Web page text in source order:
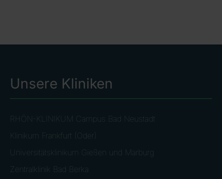
Unsere Kliniken
RHÖN-KLINIKUM Campus Bad Neustadt
Klinikum Frankfurt (Oder)
Universitätsklinikum Gießen und Marburg
Zentralklinik Bad Berka